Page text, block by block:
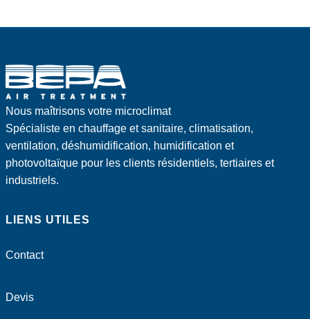
Nous maîtrisons votre microclimat
Spécialiste en chauffage et sanitaire, climatisation,
ventilation, déshumidification, humidification et
photovoltaïque pour les clients résidentiels, tertiaires et
industriels.
LIENS UTILES
Contact
Devis